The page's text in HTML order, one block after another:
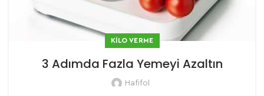
KILO VERME
3 Adımda Fazla Yemeyi Azaltın
Hafifol